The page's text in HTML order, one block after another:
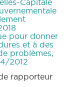
Capitale
pour donner
et à des
problèmes,
2012
rapporteur